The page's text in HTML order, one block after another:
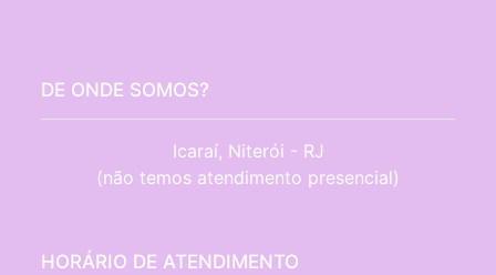
DE ONDE SOMOS?
Icaraí, Niterói - RJ
(não temos atendimento presencial)
HORÁRIO DE ATENDIMENTO